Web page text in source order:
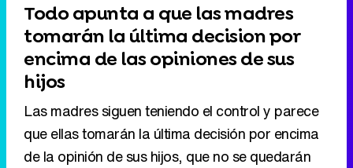
Todo apunta a que las madres
tomarán la última decision por
encima de las opiniones de sus
hijos
Las madres siguen teniendo el control y parece
que ellas tomarán la última decisión por encima
de la opinión de sus hijos, que no se quedarán